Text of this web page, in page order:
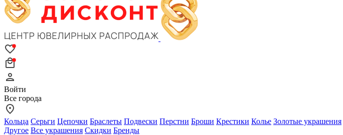
Войти
Все города
Кольца Серьги Цепочки Браслеты Подвески Перстни Броши Крестики Колье Золотые украшения
Другое Все украшения Скидки Бренды